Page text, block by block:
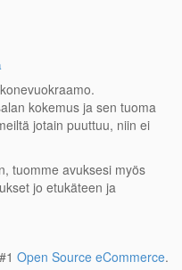
kokemus ja sen tuoma
jotain puuttuu, niin ei
tuomme avuksesi myös
jo etukäteen ja
Open Source eCommerce.